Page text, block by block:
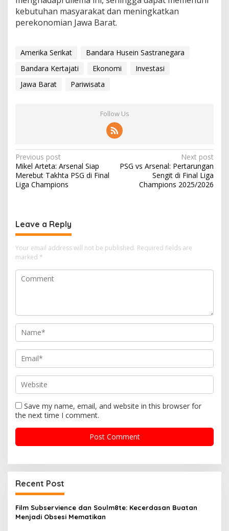
kebutuhan masyarakat dan meningkatkan
perekonomian Jawa Barat.
Amerika Serikat
Bandara Husein Sastranegara
Bandara Kertajati
Ekonomi
Investasi
Jawa Barat
Pariwisata
Follow Us
P
o
s
n
a
v
i
g
i
o
n
Previous post
Mikel Arteta: Arsenal Siap
Merebut Takhta PSG di Final
Liga Champions
Next post
PSG vs Arsenal: Pertarungan
Sengit di Final Liga
Champions 2025/2026
Leave a Reply
Your email address will not be published. Required fields are
marked *
Save my name, email, and website in this browser for
the next time I comment.
Recent Post
Film Subservience dan Soulm8te: Kecerdasan Buatan
Menjadi Obsesi Mematikan